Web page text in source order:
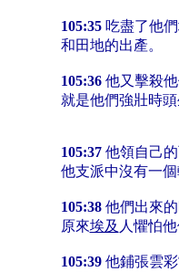
105:35 吃盡了他
和田地的出產。
105:36 他又擊殺
就是他們強壯時
105:37 他領自己
他支派中沒有一
105:38 他們出來
原來埃及 人懼怕
105:39 他鋪張雲